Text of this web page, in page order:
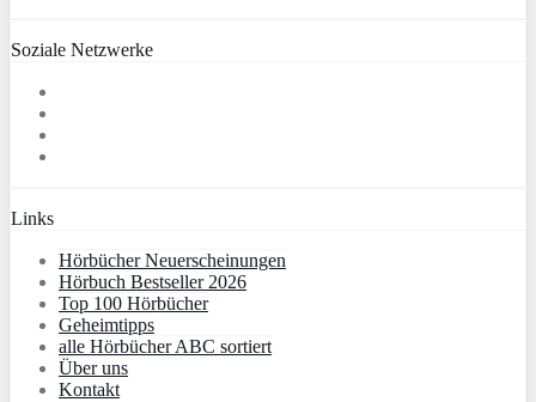
Soziale Netzwerke
Links
Hörbücher Neuerscheinungen
Hörbuch Bestseller 2026
Top 100 Hörbücher
Geheimtipps
alle Hörbücher ABC sortiert
Über uns
Kontakt